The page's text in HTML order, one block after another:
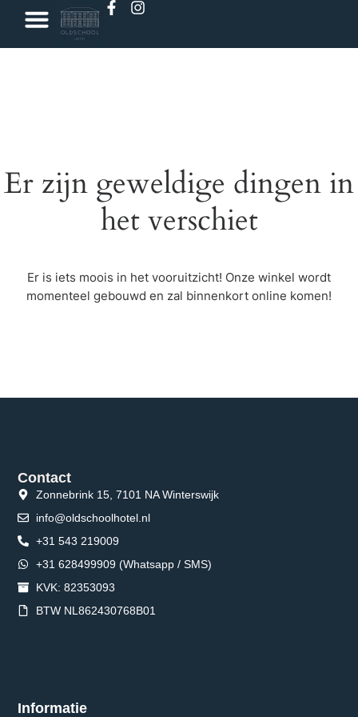
Er zijn geweldige dingen in
het verschiet
Er is iets moois in het vooruitzicht! Onze winkel wordt
momenteel gebouwd en zal binnenkort online komen!
Informatie
Contact
Zonnebrink 15, 7101 NA Winterswijk
info@oldschoolhotel.nl
+31 543 219009
+31 628499909 (Whatsapp / SMS)
KVK: 82353093
BTW NL862430768B01